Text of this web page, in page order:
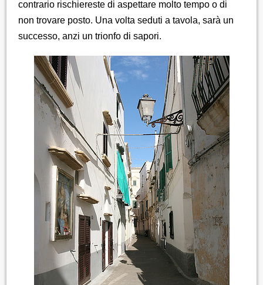
contrario rischiereste di aspettare molto tempo o di
non trovare posto. Una volta seduti a tavola, sarà un
successo, anzi un trionfo di sapori.